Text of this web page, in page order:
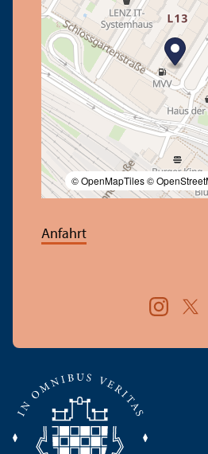
© OpenMapTiles©
Anfahrt